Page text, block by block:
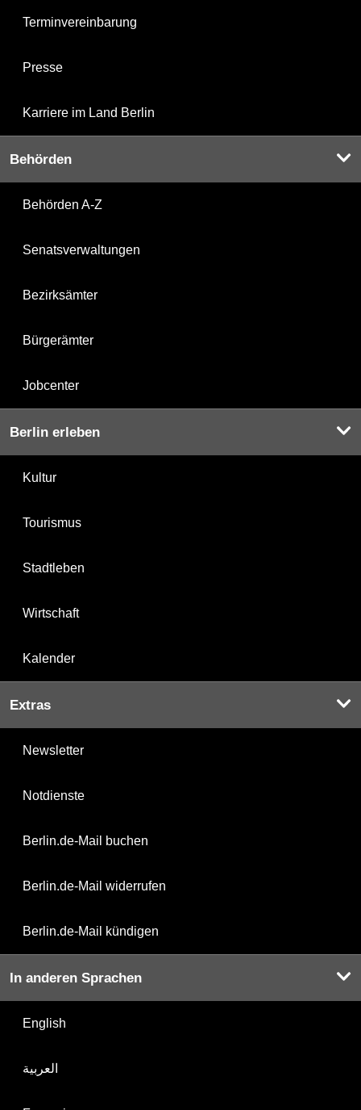
Terminvereinbarung
Presse
Karriere im Land Berlin
Behörden
Behörden A-Z
Senatsverwaltungen
Bezirksämter
Bürgerämter
Jobcenter
Berlin erleben
Kultur
Tourismus
Stadtleben
Wirtschaft
Kalender
Extras
Newsletter
Notdienste
Berlin.de-Mail buchen
Berlin.de-Mail widerrufen
Berlin.de-Mail kündigen
In anderen Sprachen
English
العربية